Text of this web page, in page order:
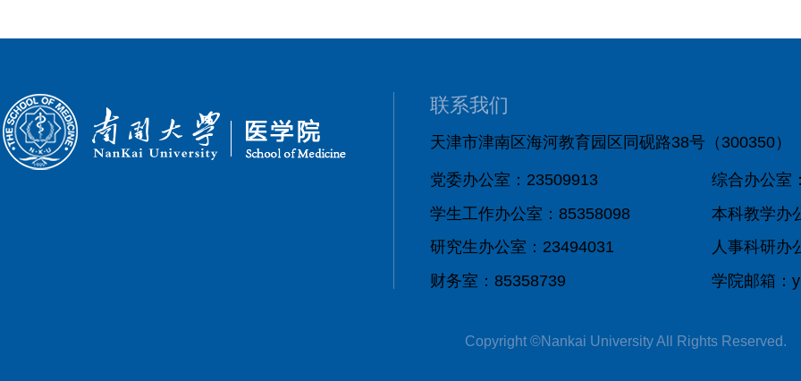
联系我们
天津市津南区海河教育园区同砚路38号（300350）
党委办公室：23509913
综合办公室
学生工作办公室：85358098
本科教学办
研究生办公室：23494031
人事科研办
财务室：85358739
学院邮箱：
Copyright ©Nankai University All Rights Reserved.